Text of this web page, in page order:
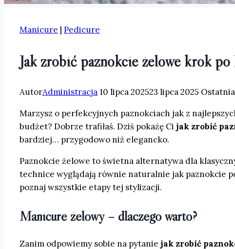
Manicure | Pedicure
Jak zrobić paznokcie żelowe krok
AutorAdministracja10 lipca 202523 lipca 2025
Marzysz o perfekcyjnych paznokciach jak z
budżet? Dobrze trafiłaś. Dziś pokażę Ci jak zrobić
bardziej… przygodowo niż elegancko.
Paznokcie żelowe to świetna alternatywa dla
technice wyglądają równie naturalnie jak paznokcie
poznaj wszystkie etapy tej stylizacji.
Manicure żelowy – dlaczego warto?
Zanim odpowiemy sobie na pytanie jak zrobić